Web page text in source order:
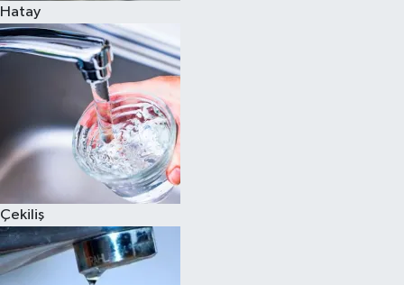
Hatay
Çekiliş